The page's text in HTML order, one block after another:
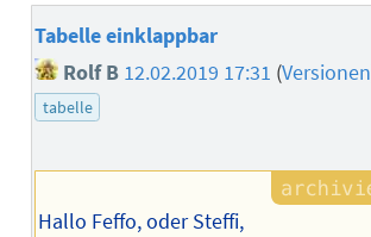
Tabelle einklappbar
Rolf B 12.02.2019 17:31 (Versionen
tabelle
Hallo Feffo, oder Steffi,